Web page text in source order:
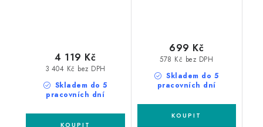
Skladem do 5
pracovních dní
3 404 Kč bez DPH
4 119 Kč
Skladem do 5
pracovních dní
578 Kč bez DPH
699 Kč